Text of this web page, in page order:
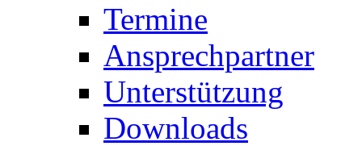
Termine
Ansprechpartner
Unterstützung
Downloads